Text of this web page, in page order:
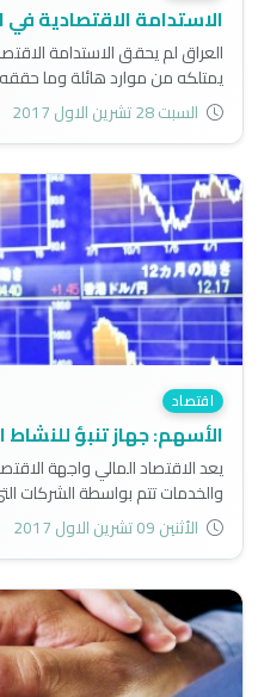
الاستدامة الاقتصادية
العراق لم يحقق الاستدامة
يمتلكه من موارد هائلة وما
موارده بشكل استهلاكي لا يضفي
السبت 28 تشرين الاول 2017
اقتصاد
الأسهم: جهاز تنبؤ للنشاط
يعد الاقتصاد المالي واجهة
والخدمات تتم بواسطة الشركات
السندات في الأسواق المالية
إنتاجها..
الأثنين 09 تشرين الاول 2017